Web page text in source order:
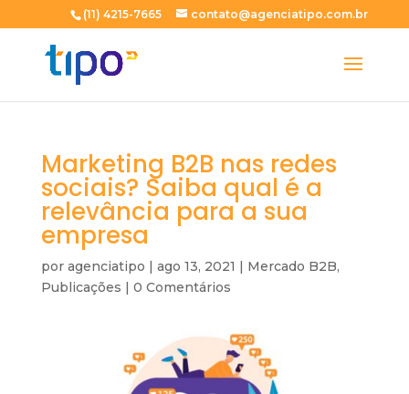
(11) 4215-7665 contato@agenciatipo.com.br
Marketing B2B nas redes
sociais? Saiba qual é a
relevância para a sua
empresa
por agenciatipo | ago 13, 2021 | Mercado B2B,
Publicações | 0 Comentários